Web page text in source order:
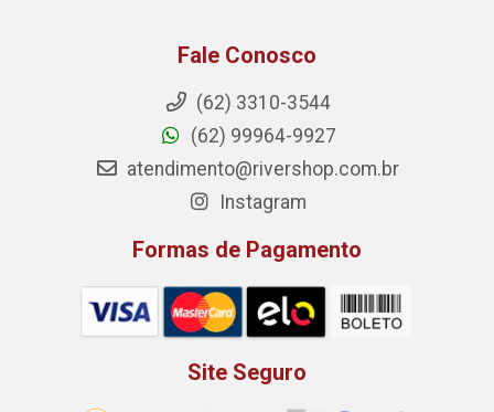
Fale Conosco
(62) 3310-3544
(62) 99964-9927
atendimento@rivershop.com.br
Instagram
Formas de Pagamento
Site Seguro